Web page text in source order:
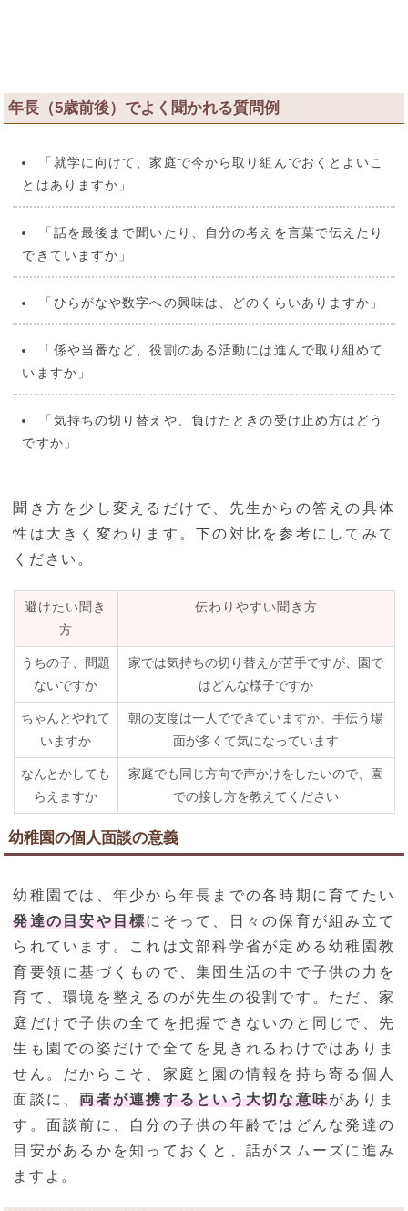
年長（5歳前後）でよく聞かれる質問例
「就学に向けて、家庭で今から取り組んでおくとよいこ
とはありますか」
「話を最後まで聞いたり、自分の考えを言葉で伝えたり
できていますか」
「ひらがなや数字への興味は、どのくらいありますか」
「係や当番など、役割のある活動には進んで取り組めて
いますか」
「気持ちの切り替えや、負けたときの受け止め方はどう
ですか」
聞き方を少し変えるだけで、先生からの答えの具体
性は大きく変わります。下の対比を参考にしてみて
ください。
避けたい聞き
方
伝わりやすい聞き方
うちの子、問題
ないですか
家では気持ちの切り替えが苦手ですが、園で
はどんな様子ですか
ちゃんとやれて
いますか
朝の支度は一人でできていますか。手伝う場
面が多くて気になっています
なんとかしても
らえますか
家庭でも同じ方向で声かけをしたいので、園
での接し方を教えてください
幼稚園の個人面談の意義
幼稚園では、年少から年長までの各時期に育てたい
発達の目安や目標にそって、日々の保育が組み立て
られています。これは文部科学省が定める幼稚園教
育要領に基づくもので、集団生活の中で子供の力を
育て、環境を整えるのが先生の役割です。ただ、家
庭だけで子供の全てを把握できないのと同じで、先
生も園での姿だけで全てを見きれるわけではありま
せん。だからこそ、家庭と園の情報を持ち寄る個人
面談に、両者が連携するという大切な意味がありま
す。面談前に、自分の子供の年齢ではどんな発達の
目安があるかを知っておくと、話がスムーズに進み
ますよ。